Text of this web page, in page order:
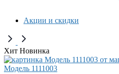
Акции и скидки
Хит Новинка
Модель 1111003